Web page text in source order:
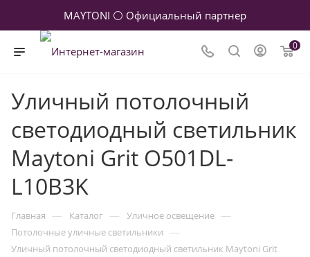
MAYTONI ⚪ Официальный партнер
0
Уличный потолочный
светодиодный светильник
Maytoni Grit O501DL-
L10B3K
Главная — Каталог — Уличное освещение —
Потолочные уличные светильники —
Уличный потолочный светодиодный светильник Maytoni Grit